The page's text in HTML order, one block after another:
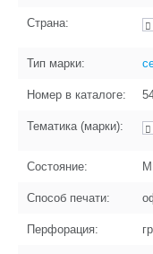
Страна:
Тип марки:
Номер в каталоге:
Тематика (марки):
Состояние:
Способ печати:
Перфорация: